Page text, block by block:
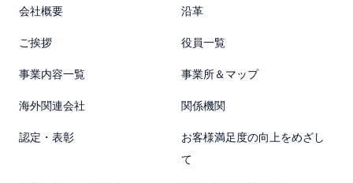
会社概要 沿革
ご挨拶 役員一覧
事業内容一覧 事業所＆マップ
海外関連会社 関係機関
認定・表彰
お客様満足度の向上をめざし
て